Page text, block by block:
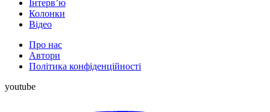
Інтерв’ю
Колонки
Відео
Про нас
Автори
Політика конфіденційності
youtube